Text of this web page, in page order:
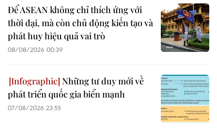
Để ASEAN không chỉ thích ứng với
thời đại, mà còn chủ động kiến tạo và
phát huy hiệu quả vai trò
08/08/2026 00:39
Những tư duy mới về
phát triển quốc gia biển mạnh
07/08/2026 23:55